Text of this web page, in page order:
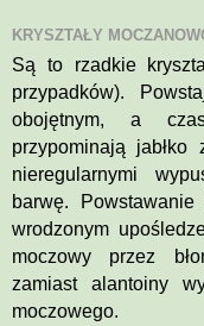
KRYSZTAŁY
Są to rzadkie
przypadków).
obojętnym, a
przypominają jabłko
nieregularnymi
barwę.
wrodzonym
moczowy przez
zamiast alantoiny
moczowego.